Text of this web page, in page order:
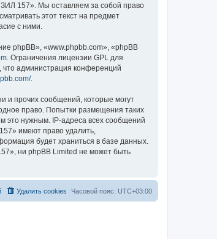
157». Мы оставляем за собой право
этот текст на предмет
с ними.
phpBB», «www.phpbb.com», «phpBB
. Ограничения лицензии GPL для
что администрация конференций
.
и прочих сообщений, которые могут
право. Попытки размещения таких
это нужным. IP-адреса всех сообщений
имеют право удалить,
будет храниться в базе данных.
ни phpBB Limited не может быть
Часовой пояс: UTC+03:00
Удалить cookies